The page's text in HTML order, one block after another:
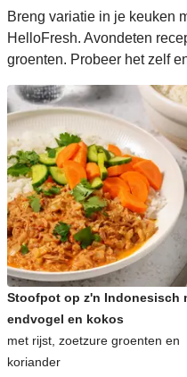
Breng variatie in je keuken
HelloFresh. Avondeten
groenten. Probeer het zelf
Stoofpot op z'n Indonesisch
endvogel en kokos
met rijst, zoetzure groenten en
koriander